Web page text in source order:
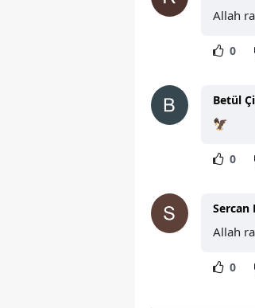
Allah
0
Betül
🦅
0
Sercan
Allah
0